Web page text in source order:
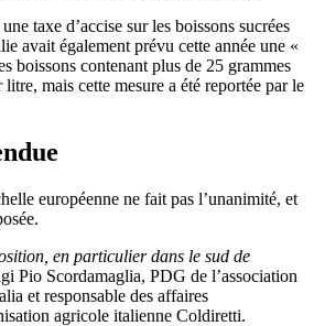
taxe d’accise sur les boissons sucrées
avait également prévu cette année une «
boissons contenant plus de 25 grammes
litre, mais cette mesure a été reportée par le
européenne ne fait pas l’unanimité, et
en particulier dans le sud de
Pio Scordamaglia, PDG de l’association
et responsable des affaires
agricole italienne Coldiretti.